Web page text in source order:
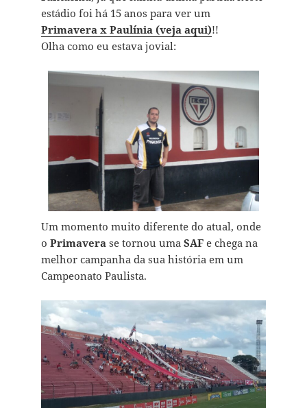
estádio foi há 15 anos para ver um
Primavera x Paulínia (veja aqui)!!
Olha como eu estava jovial:
Um momento muito diferente do atual, onde
o Primaverase tornou uma SAFe chega na
melhor campanha da sua história em um
Campeonato Paulista.